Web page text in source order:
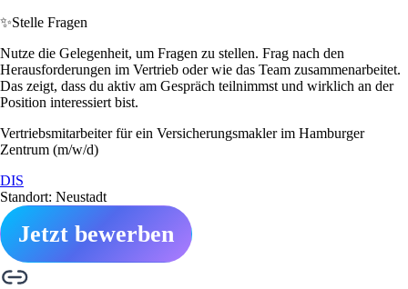
✨Stelle Fragen
Nutze die Gelegenheit, um Fragen zu stellen. Frag nach den
Herausforderungen im Vertrieb oder wie das Team zusammenarbeitet.
Das zeigt, dass du aktiv am Gespräch teilnimmst und wirklich an der
Position interessiert bist.
Vertriebsmitarbeiter für ein Versicherungsmakler im Hamburger
Zentrum (m/w/d)
DIS
Standort: Neustadt
Jetzt bewerben